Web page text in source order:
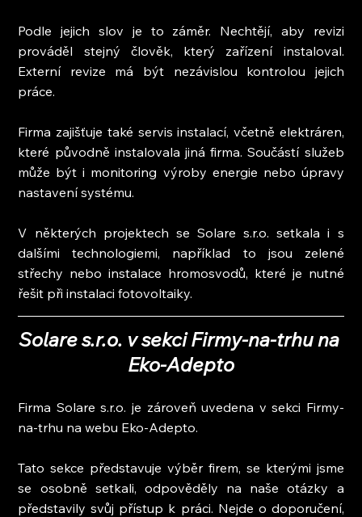
Podle jejich slov je to záměr. Nechtějí, aby revizi
prováděl stejný člověk, který zařízení instaloval.
Externí revize má být nezávislou kontrolou jejich
práce.
Firma zajišťuje také servis instalací, včetně elektráren,
které původně instalovala jiná firma. Součástí služeb
může být i monitoring výroby energie nebo úpravy
nastavení systému.
V některých projektech se Solare s.r.o. setkala i s
dalšími technologiemi, například to jsou zelené
střechy nebo instalace hromosvodů, které je nutné
řešit při instalaci fotovoltaiky.
Solare s.r.o. v sekci Firmy-na-trhu na
Eko-Adepto
Firma Solare s.r.o. je zároveň uvedena v sekci Firmy-
na-trhu na webu Eko-Adepto.
Tato sekce představuje výběr firem, se kterými jsme
se osobně setkali, odpověděly na naše otázky a
představily svůj přístup k práci. Nejde o doporučení,